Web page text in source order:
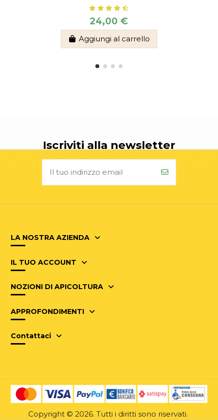
24,00 €
Aggiungi al carrello
Iscriviti alla newsletter
LA NOSTRA AZIENDA
IL TUO ACCOUNT
NOZIONI DI APICOLTURA
APPROFONDIMENTI
Contattaci
Copyright © 2026. Tutti i diritti sono riservati.